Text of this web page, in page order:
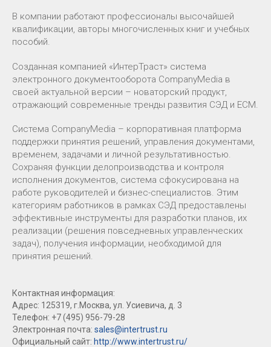
В компании работают профессионалы высочайшей
квалификации, авторы многочисленных книг и учебных
пособий.
Созданная компанией «ИнтерТраст» система
электронного документооборота CompanyMedia в
своей актуальной версии – новаторский продукт,
отражающий современные тренды развития СЭД и ЕСМ.
Система CompanyMedia – корпоративная платформа
поддержки принятия решений, управления документами,
временем, задачами и личной результативностью.
Сохраняя функции делопроизводства и контроля
исполнения документов, система сфокусирована на
работе руководителей и бизнес-специалистов. Этим
категориям работников в рамках СЭД предоставлены
эффективные инструменты для разработки планов, их
реализации (решения повседневных управленческих
задач), получения информации, необходимой для
принятия решений.
Контактная информация:
Адрес: 125319, г.Москва, ул. Усиевича, д. 3
Телефон: +7 (495) 956-79-28
Электронная почта: sales@intertrust.ru
Официальный сайт: http://www.intertrust.ru/